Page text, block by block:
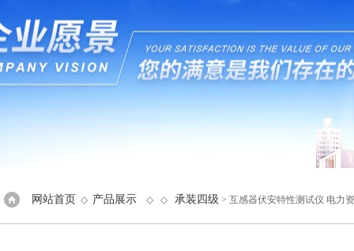
网站首页 ◇ 产品展示 ◇ ◇ 承装四级 > 互感器伏安特性测试仪 电力